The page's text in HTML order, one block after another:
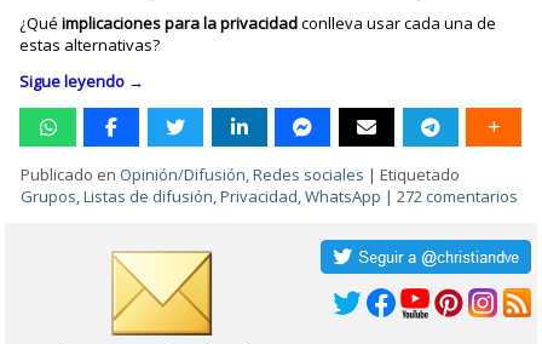
¿Quéimplicaciones para la privacidadconlleva usar cada una de
estas alternativas?
Sigue leyendo →
Publicado en Opinión/Difusión,Redes sociales |Etiquetado
Grupos,Listas de difusión,Privacidad,WhatsApp |272 comentarios